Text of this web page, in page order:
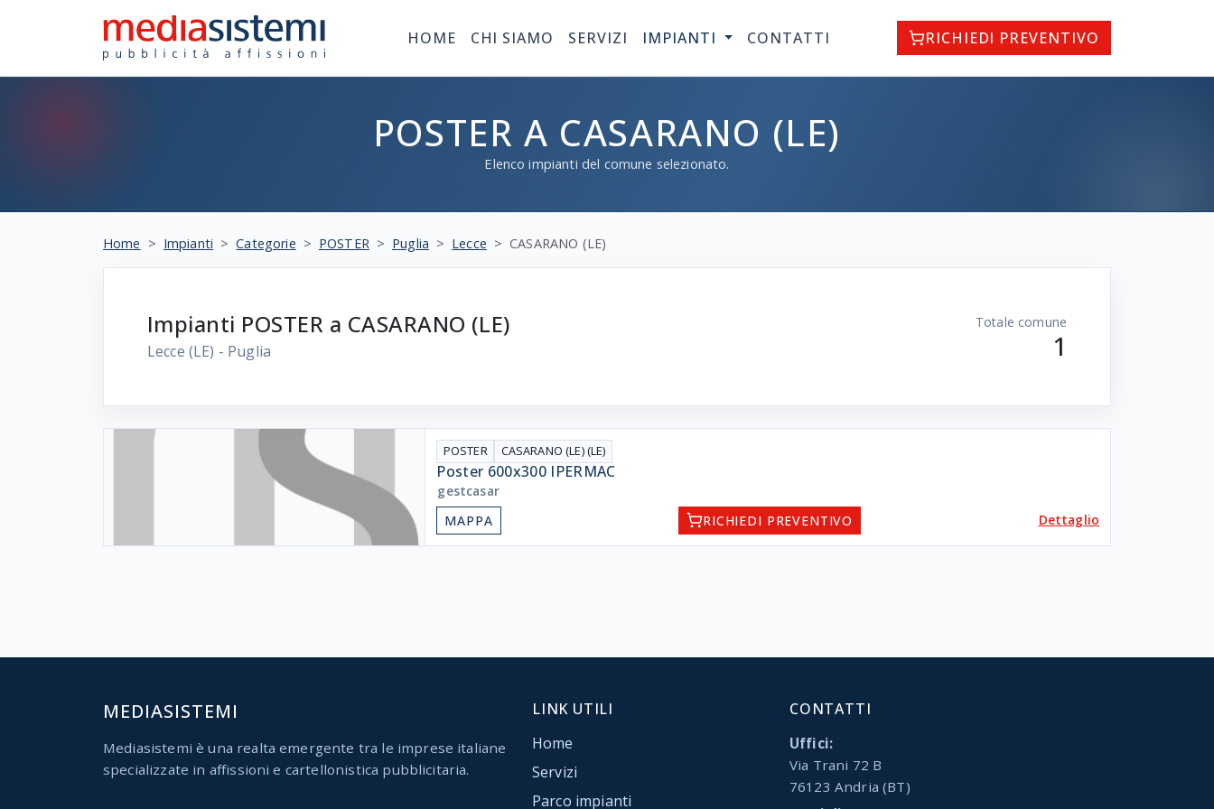
HOME CHI SIAMO SERVIZI IMPIANTI CONTATTI RICHIEDI PREVENTIVO
POSTER A CASARANO (LE)
Elenco impianti del comune selezionato.
Home Impianti Categorie POSTER Puglia Lecce CASARANO (LE)
Impianti POSTER a CASARANO (LE)
Lecce (LE) - Puglia
Totale comune
1
POSTER CASARANO (LE) (LE)
Poster 600x300 IPERMAC
gestcasar
MAPPA
RICHIEDI PREVENTIVO Dettaglio
MEDIASISTEMI
Mediasistemi è una realta emergente tra le imprese italiane
specializzate in affissioni e cartellonistica pubblicitaria.
LINK UTILI
Home
Servizi
Parco impianti
CONTATTI
Uffici:
Via Trani 72 B
76123 Andria (BT)